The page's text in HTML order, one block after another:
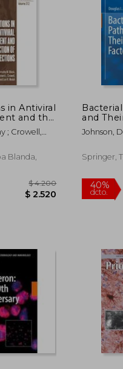
in Antiviral
and the
Virus
Inglés)
; Crowell,
Blanda,
dcto.
$ 4.200
$ 2.520
and
Factors
Johnson,
Springer,